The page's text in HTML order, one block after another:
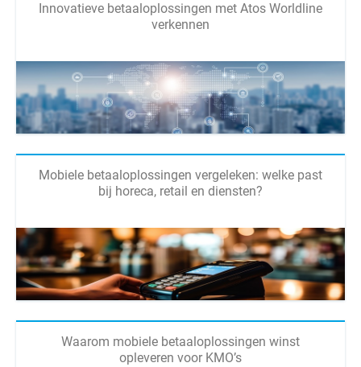
Innovatieve betaaloplossingen met Atos Worldline
verkennen
Mobiele betaaloplossingen vergeleken: welke past
bij horeca, retail en diensten?
Waarom mobiele betaaloplossingen winst
opleveren voor KMO’s